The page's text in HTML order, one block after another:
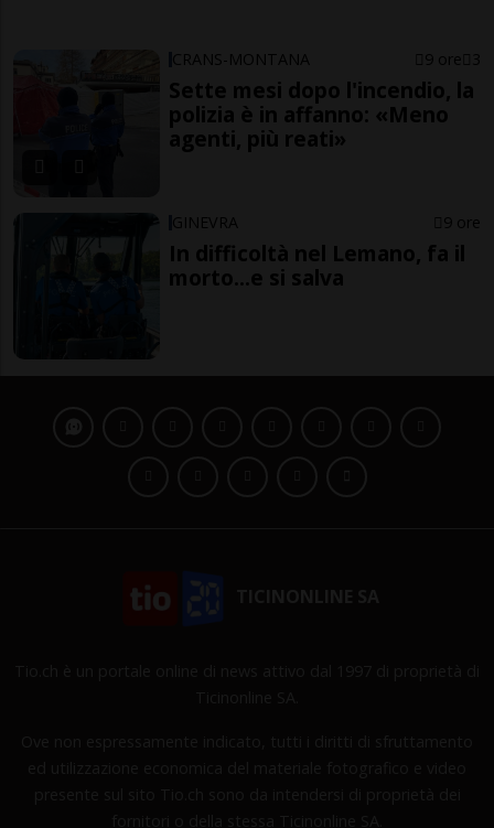
CRANS-MONTANA 9 ore 3
Sette mesi dopo l'incendio, la
polizia è in affanno: «Meno
agenti, più reati»
GINEVRA 9 ore
In difficoltà nel Lemano, fa il
morto...e si salva